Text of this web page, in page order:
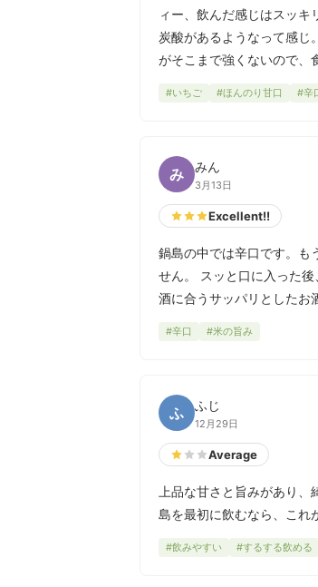
ィー、飲んだ感じはスッ
炭酸があるようなって感じ
がそこまで強くないので、
#いちご #ほんのり甘口 #辛
み みん
3月13日
Excellent!!
鍋島の中では辛口です。も
せん。 スッと口に入った
酒に合うサッパリとしたお
#辛口 #米の旨み
ふ ふじ
12月29日
Average
上品な甘さと旨みがあり
島を最初に飲むなら、これ
#飲みやすい #するする飲める